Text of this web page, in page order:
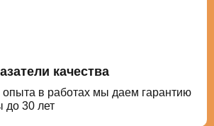
качества
опыта в работах мы даем гарантию
до 30 лет